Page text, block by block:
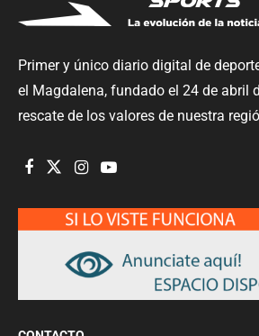
Primer y único diario digital de
el Magdalena, fundado el 24 de abril
rescate de los valores de nuestra